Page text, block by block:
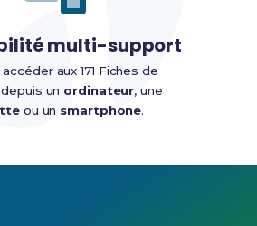
multi-support
aux 171 Fiches de
un ordinateur, une
ou un smartphone.